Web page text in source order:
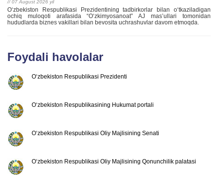
// 07 August 2026 yil
Oʻzbekiston Respublikasi Prezidentining tadbirkorlar bilan oʻtkaziladigan
ochiq muloqoti arafasida “Oʻzkimyosanoat” AJ masʼullari tomonidan
hududlarda biznes vakillari bilan bevosita uchrashuvlar davom etmoqda.
Foydali havolalar
O‘zbekiston Respublikasi Prezidenti
O‘zbekiston Respublikasining Hukumat portali
O‘zbekiston Respublikasi Oliy Majlisining Senati
O‘zbekiston Respublikasi Oliy Majlisining Qonunchilik palatasi